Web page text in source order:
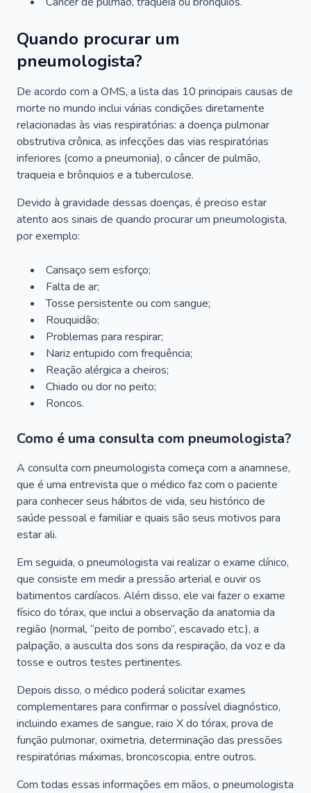
Quando procurar um
pneumologista?
De acordo com a OMS, a lista das 10 principais causas de
morte no mundo inclui várias condições diretamente
relacionadas às vias respiratórias: a doença pulmonar
obstrutiva crônica, as infecções das vias respiratórias
inferiores (como a pneumonia), o câncer de pulmão,
traqueia e brônquios e a tuberculose.
Devido à gravidade dessas doenças, é preciso estar
atento aos sinais de quando procurar um pneumologista,
por exemplo:
Cansaço sem esforço;
Falta de ar;
Tosse persistente ou com sangue;
Rouquidão;
Problemas para respirar;
Nariz entupido com frequência;
Reação alérgica a cheiros;
Chiado ou dor no peito;
Roncos.
Como é uma consulta com pneumologista?
A consulta com pneumologista começa com a anamnese,
que é uma entrevista que o médico faz com o paciente
para conhecer seus hábitos de vida, seu histórico de
saúde pessoal e familiar e quais são seus motivos para
estar ali.
Em seguida, o pneumologista vai realizar o exame clínico,
que consiste em medir a pressão arterial e ouvir os
batimentos cardíacos. Além disso, ele vai fazer o exame
físico do tórax, que inclui a observação da anatomia da
região (normal, “peito de pombo”, escavado etc.), a
palpação, a ausculta dos sons da respiração, da voz e da
tosse e outros testes pertinentes.
Depois disso, o médico poderá solicitar exames
complementares para confirmar o possível diagnóstico,
incluindo exames de sangue, raio X do tórax, prova de
função pulmonar, oximetria, determinação das pressões
respiratórias máximas, broncoscopia, entre outros.
Com todas essas informações em mãos, o pneumologista